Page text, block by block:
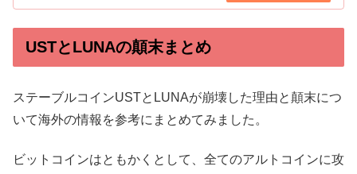
USTとLUNAの顛末まとめ
ステーブルコインUSTとLUNAが崩壊した理由と顛末につ
いて海外の情報を参考にまとめてみました。
ビットコインはともかくとして、全てのアルトコインに攻